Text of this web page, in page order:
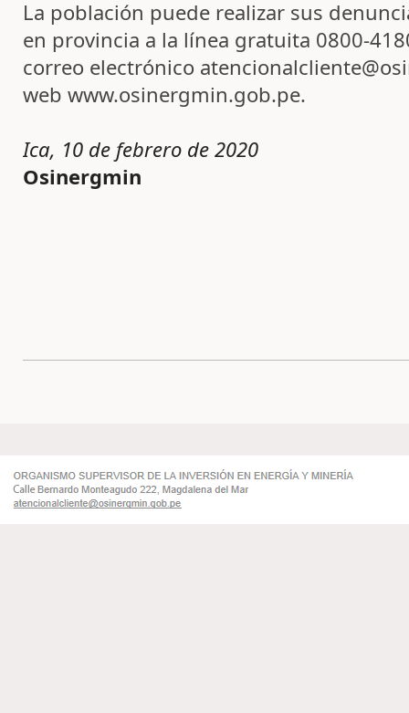
La población puede realizar sus
en provincia a la línea gratuita 0800-
correo electrónico
web www.osinergmin.gob.pe.
Ica, 10 de febrero de 2020
Osinergmin